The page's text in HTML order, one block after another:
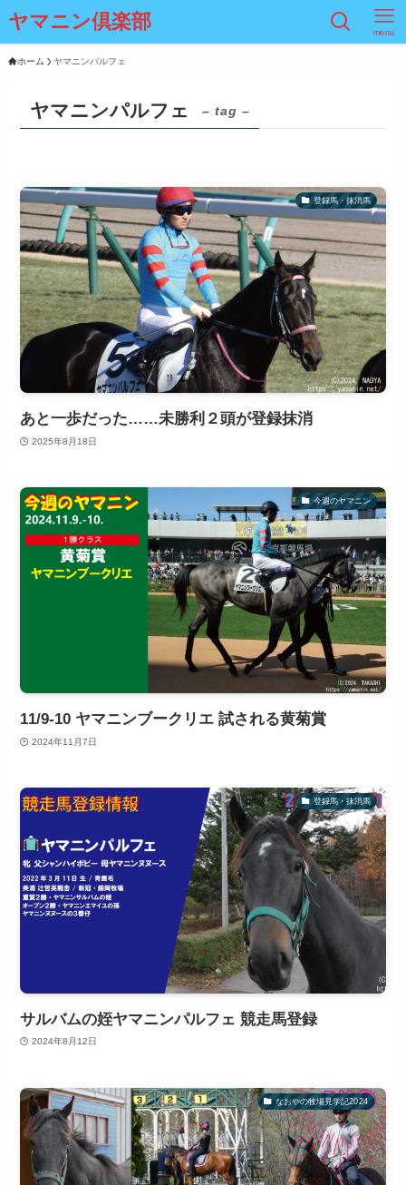
ヤマニン倶楽部 menu
ホーム ヤマニンパルフェ
ヤマニンパルフェ – tag –
登録馬・抹消馬
あと一歩だった……未勝利２頭が登録抹消
2025年8月18日
今週のヤマニン
11/9-10 ヤマニンブークリエ 試される黄菊賞
2024年11月7日
登録馬・抹消馬
サルバムの姪ヤマニンパルフェ 競走馬登録
2024年8月12日
なおやの牧場見学記2024